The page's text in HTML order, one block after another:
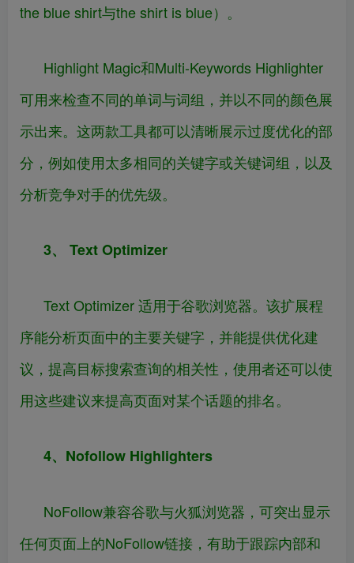
the blue shirt与the shirt is blue）。
Highlight Magic和Multi-Keywords Highlighter
可用来检查不同的单词与词组，并以不同的颜色展
示出来。这两款工具都可以清晰展示过度优化的部
分，例如使用太多相同的关键字或关键词组，以及
分析竞争对手的优先级。
3、 Text Optimizer
Text Optimizer 适用于谷歌浏览器。该扩展程
序能分析页面中的主要关键字，并能提供优化建
议，提高目标搜索查询的相关性，使用者还可以使
用这些建议来提高页面对某个话题的排名。
4、Nofollow Highlighters
NoFollow兼容谷歌与火狐浏览器，可突出显示
任何页面上的NoFollow链接，有助于跟踪内部和